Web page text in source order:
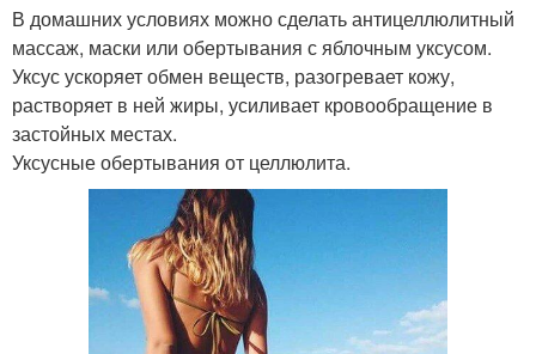
В домашних условиях можно сделать антицеллюлитный
массаж, маски или обертывания с яблочным уксусом.
Уксус ускоряет обмен веществ, разогревает кожу,
растворяет в ней жиры, усиливает кровообращение в
застойных местах.
Уксусные обертывания от целлюлита.